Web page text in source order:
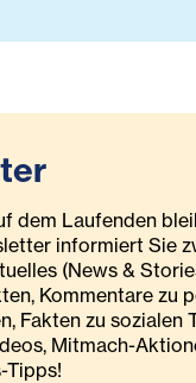
dem Laufenden
informiert Sie
(News &
Kommentare zu
Fakten zu sozialen
Mitmach-
Tipps!